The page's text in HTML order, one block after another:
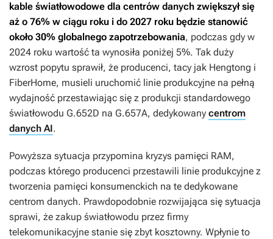
kable światłowodowe dla centrów danych zwiększył się
aż o 76% w ciągu roku i do 2027 roku będzie stanowić
około 30% globalnego zapotrzebowania, podczas gdy w
2024 roku wartość ta wynosiła poniżej 5%. Tak duży
wzrost popytu sprawił, że producenci, tacy jak Hengtong i
FiberHome, musieli uruchomić linie produkcyjne na pełną
wydajność przestawiając się z produkcji standardowego
światłowodu G.652D na G.657A, dedykowany centrom
danych AI.
Powyższa sytuacja przypomina kryzys pamięci RAM,
podczas którego producenci przestawili linie produkcyjne z
tworzenia pamięci konsumenckich na te dedykowane
centrom danych. Prawdopodobnie rozwijająca się sytuacja
sprawi, że zakup światłowodu przez firmy
telekomunikacyjne stanie się zbyt kosztowny. Wpłynie to